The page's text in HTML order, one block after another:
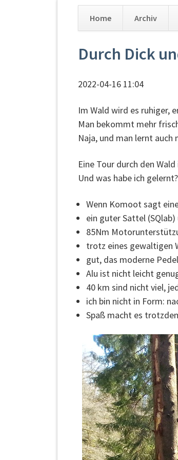
Home Archiv
überspringen
Durch Dick
2022-04-16 11:04
Im Wald wird es ruhiger,
Man bekommt mehr
Naja, und man lernt auch
Eine Tour durch den
Und was habe ich gelernt?
Wenn Komoot sagt
ein guter Sattel
85Nm
trotz eines gewaltigen
gut, das moderne
Alu ist nicht leicht
40 km sind nicht viel,
ich bin nicht in Form:
Spaß macht es